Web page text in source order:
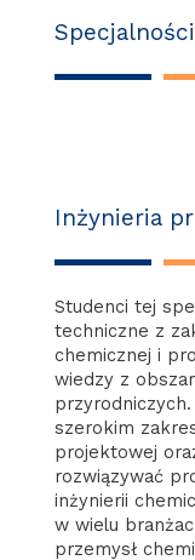
Inżynieria
Studenci tej
techniczne z
chemicznej i
wiedzy z
szerokim
projektowej
rozwiązywać
inżynierii
w wielu
przemysł